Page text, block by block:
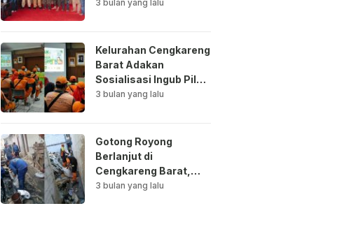
3 bulan yang lalu
Kelurahan Cengkareng
Barat Adakan
Sosialisasi Ingub Pilah
Sampah Kepada PPSU
3 bulan yang lalu
Gotong Royong
Berlanjut di
Cengkareng Barat,
Saluran Air
3 bulan yang lalu